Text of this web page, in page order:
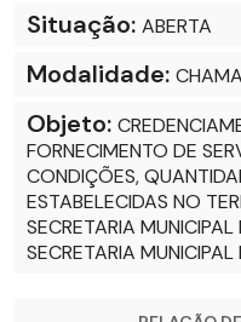
Situação: ABERTA
Modalidade:
Objeto:
FORNECIMENTO DE
CONDIÇÕES,
ESTABELECIDAS NO
SECRETARIA
SECRETARIA